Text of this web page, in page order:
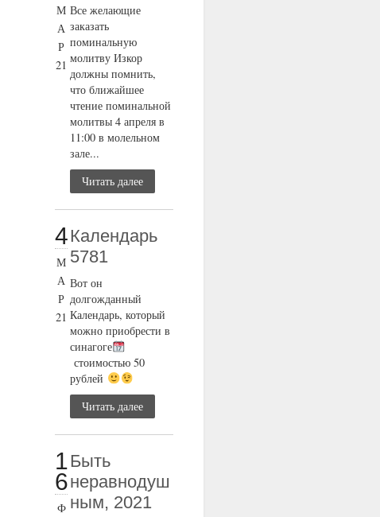
М
А
Р
21
Все желающие
заказать
поминальную
молитву Изкор
должны помнить,
что ближайшее
чтение поминальной
молитвы 4 апреля в
11:00 в молельном
зале...
Читать далее
4
М
А
Р
21
Календарь
5781
Вот он
долгожданный
Календарь, который
можно приобрести в
синагоге
стоимостью 50
рублей
Читать далее
1
6
Ф
Быть
неравнодуш
ным, 2021